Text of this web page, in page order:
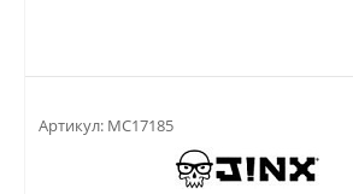
Артикул: MC17185